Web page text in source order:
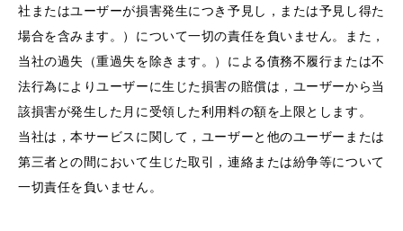
社またはユーザーが損害発生につき予見し，または予見し得た
場合を含みます。）について一切の責任を負いません。また，
当社の過失（重過失を除きます。）による債務不履行または不
法行為によりユーザーに生じた損害の賠償は，ユーザーから当
該損害が発生した月に受領した利用料の額を上限とします。
当社は，本サービスに関して，ユーザーと他のユーザーまたは
第三者との間において生じた取引，連絡または紛争等について
一切責任を負いません。